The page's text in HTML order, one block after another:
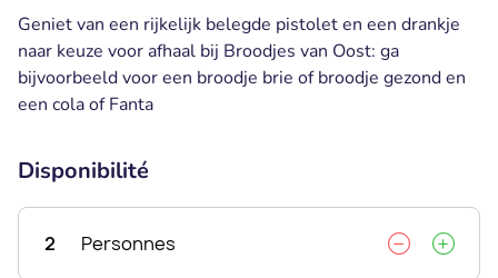
Geniet van een rijkelijk belegde pistolet en een drankje
naar keuze voor afhaal bij Broodjes van Oost: ga
bijvoorbeeld voor een broodje brie of broodje gezond en
een cola of Fanta
Disponibilité
2 Personnes